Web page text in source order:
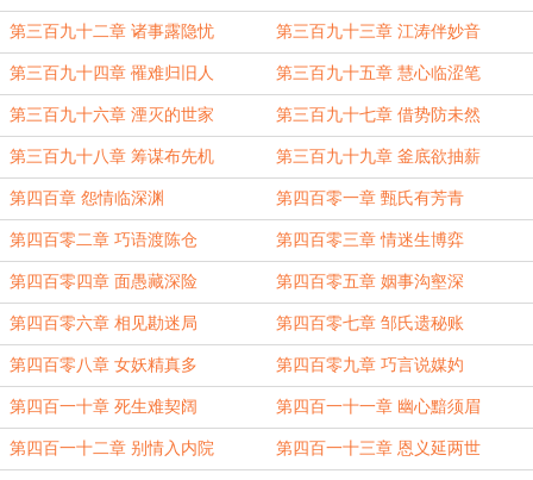
第三百九十二章 诸事露隐忧 第三百九十三章 江涛伴妙音
第三百九十四章 罹难归旧人 第三百九十五章 慧心临涩笔
第三百九十六章 湮灭的世家 第三百九十七章 借势防未然
第三百九十八章 筹谋布先机 第三百九十九章 釜底欲抽薪
第四百章 怨情临深渊 第四百零一章 甄氏有芳青
第四百零二章 巧语渡陈仓 第四百零三章 情迷生博弈
第四百零四章 面愚藏深险 第四百零五章 姻事沟壑深
第四百零六章 相见勘迷局 第四百零七章 邹氏遗秘账
第四百零八章 女妖精真多 第四百零九章 巧言说媒妁
第四百一十章 死生难契阔 第四百一十一章 幽心黯须眉
第四百一十二章 别情入内院 第四百一十三章 恩义延两世